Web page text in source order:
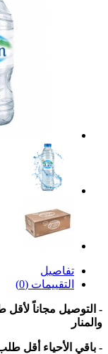
تفاصيل
التقييمات (0)
والمنار
- باقي الأحياء أقل طلب 15